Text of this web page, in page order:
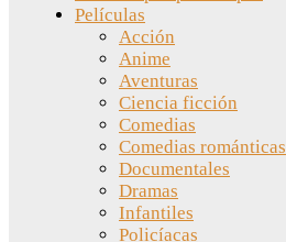
Películas
Acción
Anime
Aventuras
Ciencia ficción
Comedias
Comedias románticas
Documentales
Dramas
Infantiles
Policíacas